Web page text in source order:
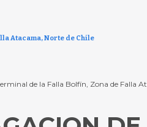
Atacama, Norte de Chile
de la Falla Bolfín, Zona de Falla